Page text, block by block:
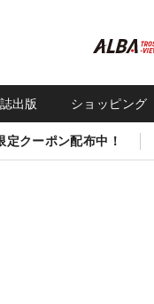
出版 ショッピング
定クーポン配布中！